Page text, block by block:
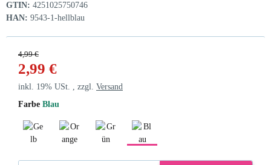
GTIN: 4251025750746
HAN: 9543-1-hellblau
4,99 €
2,99 €
inkl. 19% USt. , zzgl. Versand
Farbe Blau